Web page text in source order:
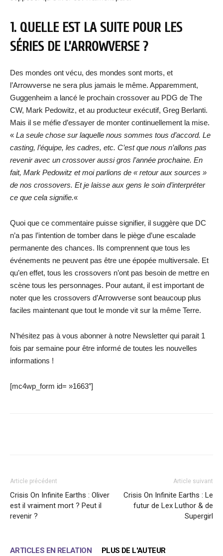
1. QUELLE EST LA SUITE POUR LES
SÉRIES DE L’ARROWVERSE ?
Des mondes ont vécu, des mondes sont morts, et
l’Arrowverse ne sera plus jamais le même. Apparemment,
Guggenheim a lancé le prochain crossover au PDG de The
CW, Mark Pedowitz, et au producteur exécutif, Greg Berlanti.
Mais il se méfie d’essayer de monter continuellement la mise.
« La seule chose sur laquelle nous sommes tous d’accord. Le
casting, l’équipe, les cadres, etc. C’est que nous n’allons pas
revenir avec un crossover aussi gros l’année prochaine. En
fait, Mark Pedowitz et moi parlions de « retour aux sources »
de nos crossovers. Et je laisse aux gens le soin d’interpréter
ce que cela signifie.«
Quoi que ce commentaire puisse signifier, il suggère que DC
n’a pas l’intention de tomber dans le piège d’une escalade
permanente des chances. Ils comprennent que tous les
événements ne peuvent pas être une épopée multiversale. Et
qu’en effet, tous les crossovers n’ont pas besoin de mettre en
scène tous les personnages. Pour autant, il est important de
noter que les crossovers d’Arrowverse sont beaucoup plus
faciles maintenant que tout le monde vit sur la même Terre.
N’hésitez pas à vous abonner à notre Newsletter qui parait 1
fois par semaine pour être informé de toutes les nouvelles
informations !
[mc4wp_form id= »1663″]
Article précédent
Crisis On Infinite Earths : Oliver
est il vraiment mort ? Peut il
revenir ?
Article suivant
Crisis On Infinite Earths : Le
futur de Lex Luthor & de
Supergirl
ARTICLES EN RELATION PLUS DE L'AUTEUR